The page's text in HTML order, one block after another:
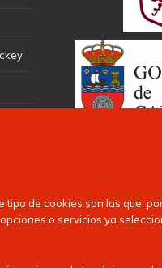
de cookies son las que,
o servicios ya